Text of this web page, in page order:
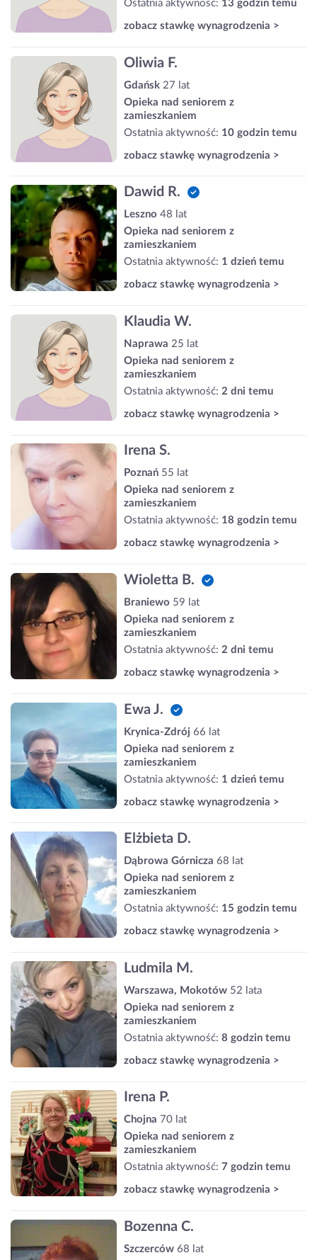
Ostatnia aktywność: 13 godzin temu
zobacz stawkę wynagrodzenia >
Oliwia F.
Gdańsk 27 lat
Opieka nad seniorem z
zamieszkaniem
Ostatnia aktywność: 10 godzin temu
zobacz stawkę wynagrodzenia >
Dawid R.
Leszno 48 lat
Opieka nad seniorem z
zamieszkaniem
Ostatnia aktywność: 1 dzień temu
zobacz stawkę wynagrodzenia >
Klaudia W.
Naprawa 25 lat
Opieka nad seniorem z
zamieszkaniem
Ostatnia aktywność: 2 dni temu
zobacz stawkę wynagrodzenia >
Irena S.
Poznań 55 lat
Opieka nad seniorem z
zamieszkaniem
Ostatnia aktywność: 18 godzin temu
zobacz stawkę wynagrodzenia >
Wioletta B.
Braniewo 59 lat
Opieka nad seniorem z
zamieszkaniem
Ostatnia aktywność: 2 dni temu
zobacz stawkę wynagrodzenia >
Ewa J.
Krynica-Zdrój 66 lat
Opieka nad seniorem z
zamieszkaniem
Ostatnia aktywność: 1 dzień temu
zobacz stawkę wynagrodzenia >
Elżbieta D.
Dąbrowa Górnicza 68 lat
Opieka nad seniorem z
zamieszkaniem
Ostatnia aktywność: 15 godzin temu
zobacz stawkę wynagrodzenia >
Ludmila M.
Warszawa, Mokotów 52 lata
Opieka nad seniorem z
zamieszkaniem
Ostatnia aktywność: 8 godzin temu
zobacz stawkę wynagrodzenia >
Irena P.
Chojna 70 lat
Opieka nad seniorem z
zamieszkaniem
Ostatnia aktywność: 7 godzin temu
zobacz stawkę wynagrodzenia >
Bozenna C.
Szczerców 68 lat